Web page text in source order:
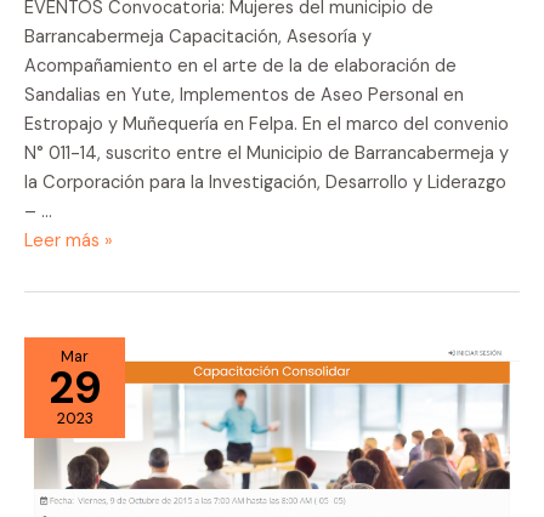
EVENTOS Convocatoria: Mujeres del municipio de
Barrancabermeja Capacitación, Asesoría y
Acompañamiento en el arte de la de elaboración de
Sandalias en Yute, Implementos de Aseo Personal en
Estropajo y Muñequería en Felpa. En el marco del convenio
N° 011-14, suscrito entre el Municipio de Barrancabermeja y
la Corporación para la Investigación, Desarrollo y Liderazgo
– …
Convocatoria:
del
Barrancabermeja
Leer más »
Mar
29
2023